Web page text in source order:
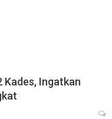
Kades, Ingatkan